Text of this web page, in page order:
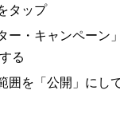
タップ
ー・キャンペーン
る
囲を「公開」にし